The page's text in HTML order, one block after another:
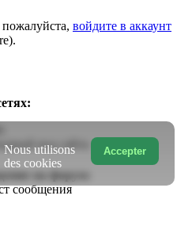
войдите в аккаунт
код сайта
на форум:
сообщения
Accepter
Nous utilisons
des cookies